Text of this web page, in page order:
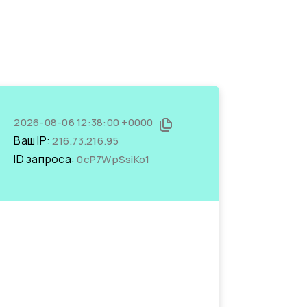
2026-08-06 12:38:00 +0000
Ваш IP:216.73.216.95
ID запроса:0cP7WpSsiKo1